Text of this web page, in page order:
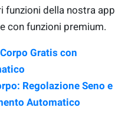
funzioni della nostra app
con funzioni premium.
Gratis con
Regolazione Seno e
Automatico